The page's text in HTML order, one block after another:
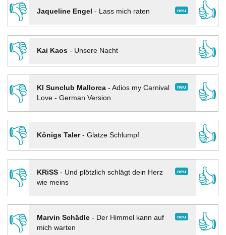
👎
neu
Jaqueline Engel - Lass mich raten
👍
👎
Kai Kaos- Unsere Nacht
👍
👎
neu
KI Sunclub Mallorca- Adios my Carnival
Love - German Version
👍
👎
Königs Taler- Glatze Schlumpf
👍
👎
neu
KRiSS- Und plötzlich schlägt dein Herz
wie meins
👍
👎 neu
Marvin Schädle- Der Himmel kann auf
mich warten
👍